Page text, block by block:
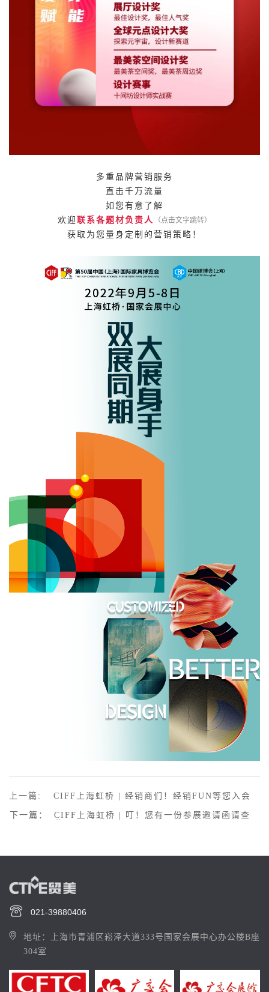
多重品牌营销服务
直击千万流量
如您有意了解
欢迎 联系各题材负责人 （点击文字跳转）
获取为您量身定制的营销策略！
上一篇: CIFF上海虹桥 | 经销商们！经销FUN等您入会
CIFF上海虹桥 | 叮！您有一份参展邀请函请查
下一篇：
021-39880406
地址：上海市青浦区崧泽大道333号国家会展中心办公楼B座
304室